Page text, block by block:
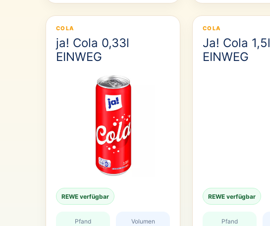
COLA
ja! Cola 0,33l
EINWEG
REWE verfügbar
Pfand Volumen
COLA
Ja! Cola 1,5l
EINWEG
REWE verfügbar
Pfand